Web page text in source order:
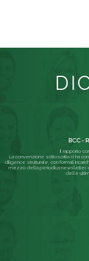
Il rapporto
La convenzione sottoscritta ci ha
diligence strutturate, con formali
mezzo della periodica newsletter,
delle
BCC -